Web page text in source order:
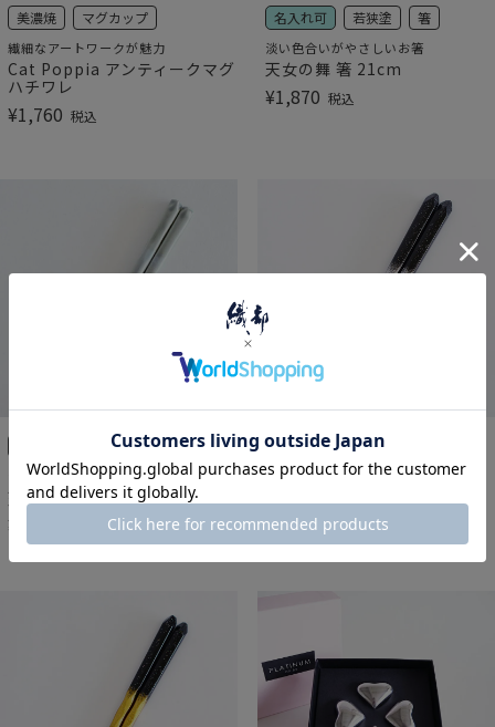
美濃焼 マグカップ
繊細なアートワークが魅力
Cat Poppia アンティークマグ
ハチワレ
¥1,760 税込
名入れ可 若狭塗 箸
淡い色合いがやさしいお箸
天女の舞 箸 21cm
¥1,870 税込
若狭塗 箸
淡い色合いがやさしいお箸
天女の舞 箸 23cm
¥
名入れ可 若狭塗
名入れができるお箸
¥1,870 税込